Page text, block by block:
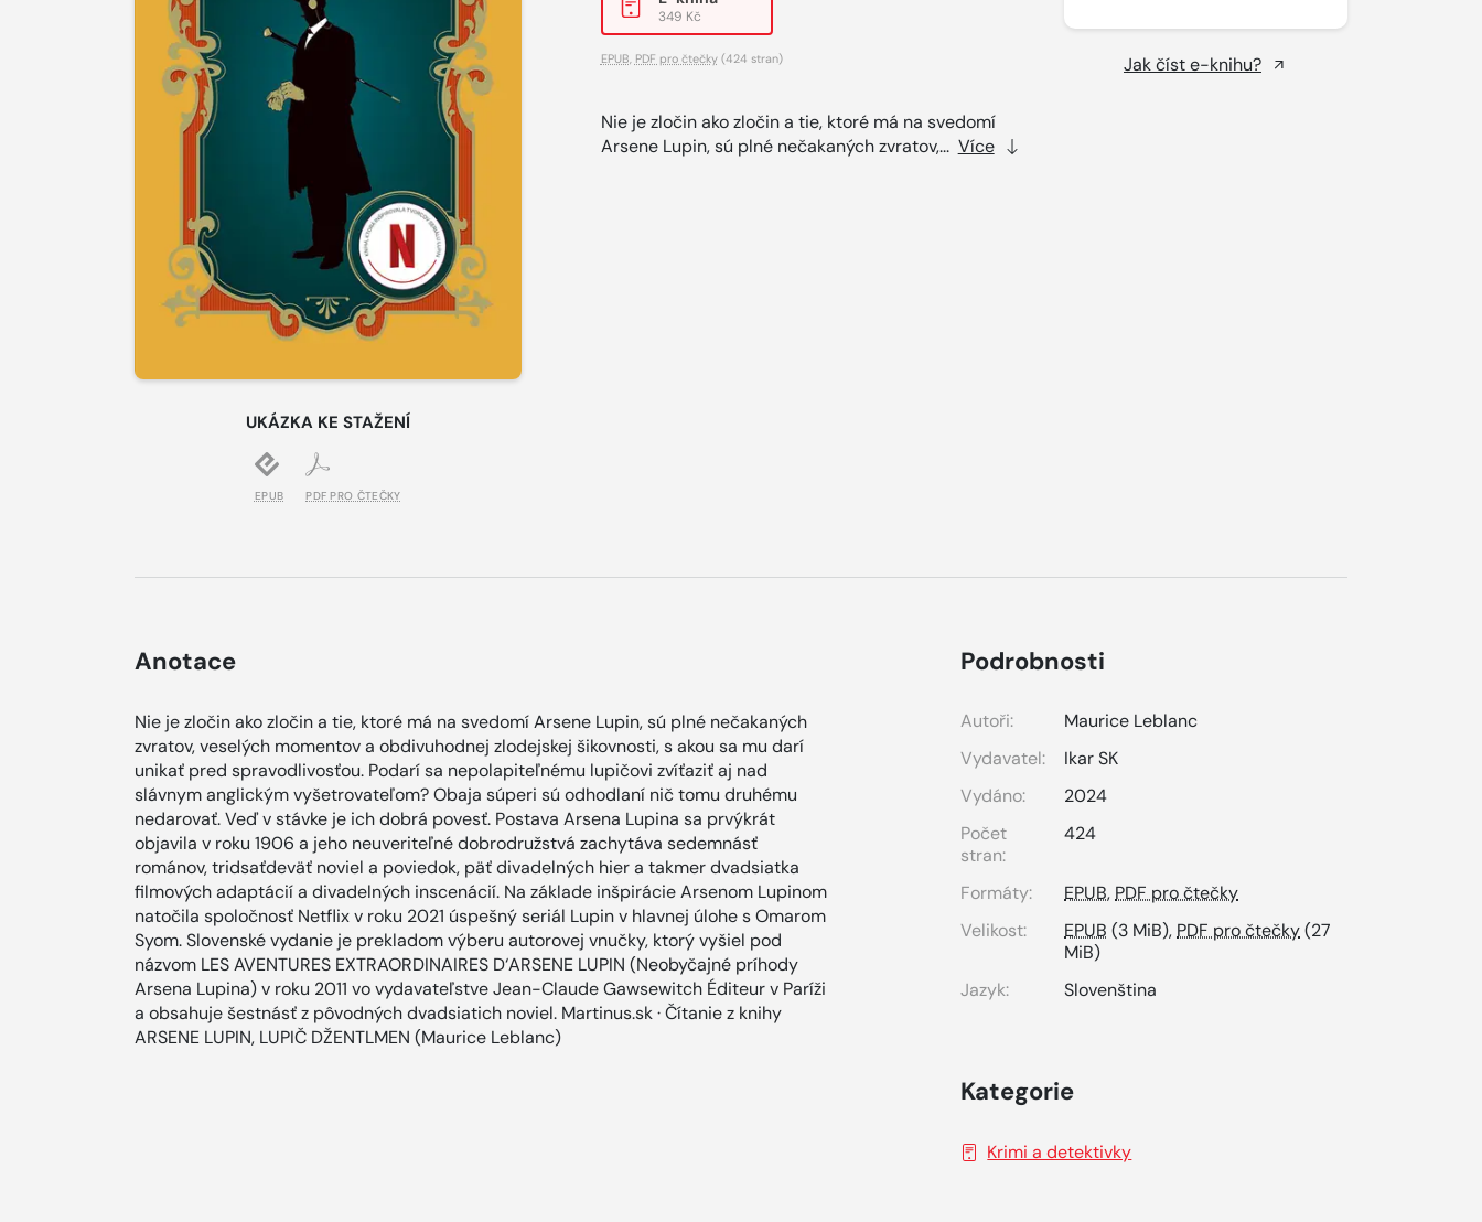
UKÁZKA KE STAŽENÍ
EPUB PDF PRO ČTEČKY
349 Kč
EPUB PDF pro čtečky(424 stran)
Nie je zločin ako zločin a tie, ktoré má na svedomí
Arsene Lupin, sú plné nečakaných zvratov,... Více
Jak číst e-knihu?
Anotace
Nie je zločin ako zločin a tie, ktoré má na svedomí Arsene Lupin, sú plné nečakaných
zvratov, veselých momentov a obdivuhodnej zlodejskej šikovnosti, s akou sa mu darí
unikať pred spravodlivosťou. Podarí sa nepolapiteľnému lupičovi zvíťaziť aj nad
slávnym anglickým vyšetrovateľom? Obaja súperi sú odhodlaní nič tomu druhému
nedarovať. Veď v stávke je ich dobrá povesť. Postava Arsena Lupina sa prvýkrát
objavila v roku 1906 a jeho neuveriteľné dobrodružstvá zachytáva sedemnásť
románov, tridsaťdeväť noviel a poviedok, päť divadelných hier a takmer dvadsiatka
filmových adaptácií a divadelných inscenácií. Na základe inšpirácie Arsenom Lupinom
natočila spoločnosť Netflix v roku 2021 úspešný seriál Lupin v hlavnej úlohe s Omarom
Syom. Slovenské vydanie je prekladom výberu autorovej vnučky, ktorý vyšiel pod
názvom LES AVENTURES EXTRAORDINAIRES D‘ARSENE LUPIN (Neobyčajné príhody
Arsena Lupina) v roku 2011 vo vydavateľstve Jean-Claude Gawsewitch Éditeur v Paríži
a obsahuje šestnásť z pôvodných dvadsiatich noviel. Martinus.sk · Čítanie z knihy
ARSENE LUPIN, LUPIČ DŽENTLMEN (Maurice Leblanc)
Podrobnosti
Autoři:
Maurice Leblanc
Vydavatel:
Ikar SK
Vydáno:
2024
Počet
stran:
424
Formáty: EPUB, PDF pro čtečky
Velikost:
EPUB (3 MiB), PDF pro čtečky(27
MiB)
Jazyk:
Slovenština
Kategorie
Krimi a detektivky